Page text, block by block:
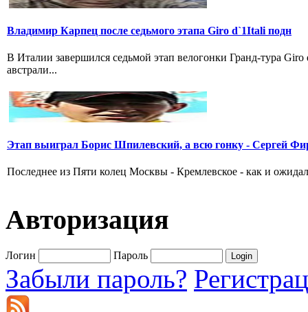
Владимир Карпец после седьмого этапа Giro d`1Itali подн
В Италии завершился седьмой этап велогонки Гранд-тура
австрали...
Этап выиграл Борис Шпилевский, а всю гонку - Сергей
Последнее из Пяти колец Москвы - Кремлевское - как и
Авторизация
Логин Пароль
Забыли пароль?